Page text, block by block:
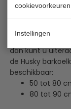
Instellingen
De
verkrijgbaar. Zelf
barkoelkasten,
kunt plaatsen.
dan kunt u
de Husky
beschikbaar:
50 tot 80
80 tot 90